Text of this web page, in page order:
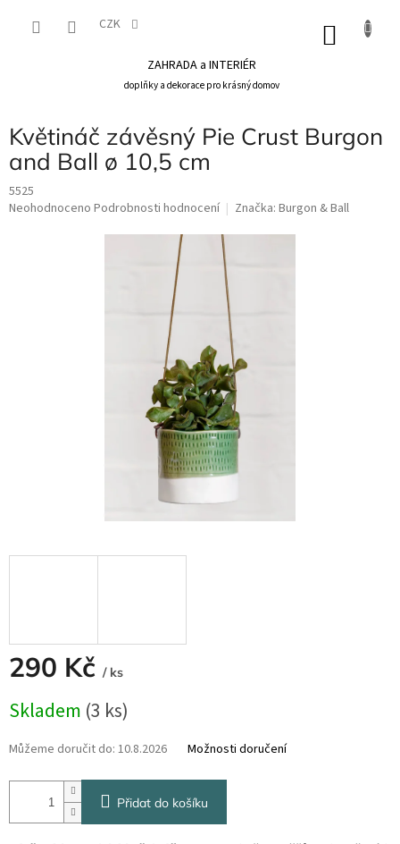
CZK
ZAHRADA a INTERIÉR
doplňky a dekorace pro krásný domov
Květináč závěsný Pie Crust Burgon
and Ball ø 10,5 cm
5525
Průměrné
Neohodnoceno Podrobnosti hodnocení Značka: Burgon & Ball
290 Kč / ks
cena:
Skladem (3 ks)
Můžeme doručit do: 10.8.2026 Možnosti doručení
Přidat do košíku